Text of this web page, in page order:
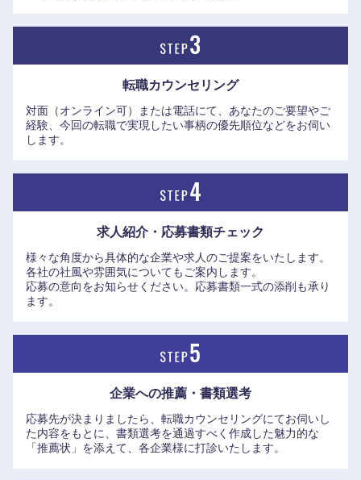
転職カウンセリング
対面（オンライン可）または電話にて、あなたのご要望やご
経験、今回の転職で実現したい事柄の優先順位などをお伺い
します。
求人紹介・応募書類チェック
様々な角度から具体的な企業や求人のご提案をいたします。
各社の社風や雰囲気についてもご案内します。
応募の意向をお知らせください。応募書類一式の添削も承り
ます。
企業への推薦・書類選考
応募先が決まりましたら、転職カウンセリングにてお伺いし
た内容をもとに、書類選考を通過すべく作成した魅力的な
「推薦状」を添えて、各企業様に打診いたします。
福岡県 佐賀県
長崎県 熊本県